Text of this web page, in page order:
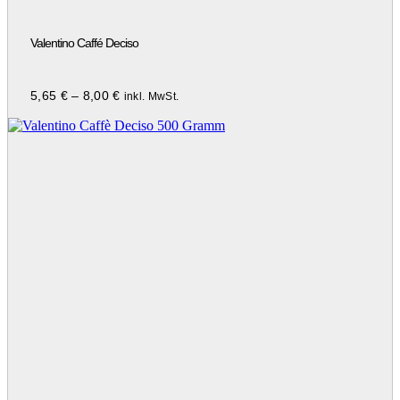
Valentino Caffé Deciso
5,65 €– 8,00€ inkl. MwSt.